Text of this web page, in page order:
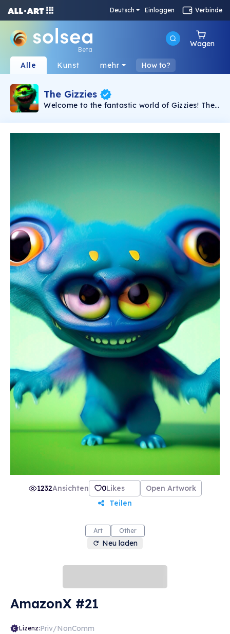
Deutsch Einloggen Verbinde
Beta
Wagen
Alle Kunst mehr How to?
The Gizzies
Welcome to the fantastic world of Gizzies! The
looking for a Home and for someone who can
1232Ansichten 0Likes
Open Artwork
Teilen
Art Other
Neu laden
AmazonX #21
Lizenz:Priv/NonComm